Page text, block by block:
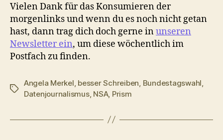
Vielen Dank für das Konsumieren der
morgenlinks und wenn du es noch nicht getan
hast, dann trag dich doch gerne inunseren
Newsletter ein, um diese wöchentlich im
Postfach zu finden.
Schlagwörter
Angela Merkel, besser Schreiben, Bundestagswahl,
Datenjournalismus, NSA, Prism